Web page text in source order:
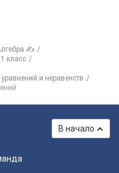
✍
класс
и неравенств
В начало